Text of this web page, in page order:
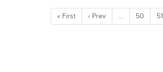
« First ‹ Prev … 50 51